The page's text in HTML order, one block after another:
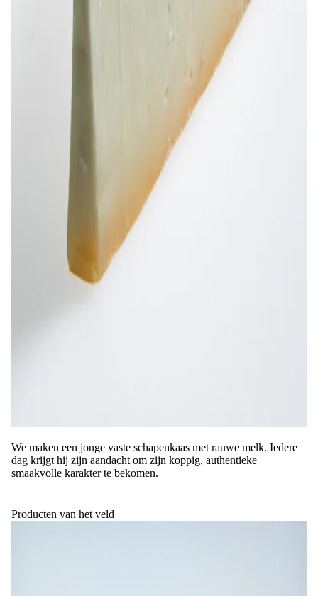
We maken een jonge vaste schapenkaas met rauwe melk. Iedere
dag krijgt hij zijn aandacht om zijn koppig, authentieke
smaakvolle karakter te bekomen.
Producten van het veld